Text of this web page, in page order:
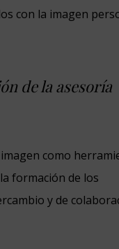
con la imagen
de la asesoría
como
formación de los
y de